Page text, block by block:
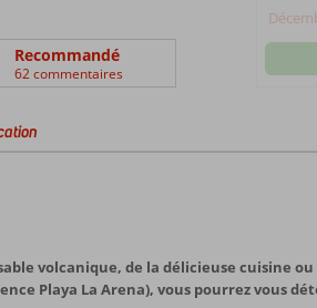
Recommandé
62 commentaires
volcanique, de la délicieuse cuisine
Playa La Arena), vous pourrez vous